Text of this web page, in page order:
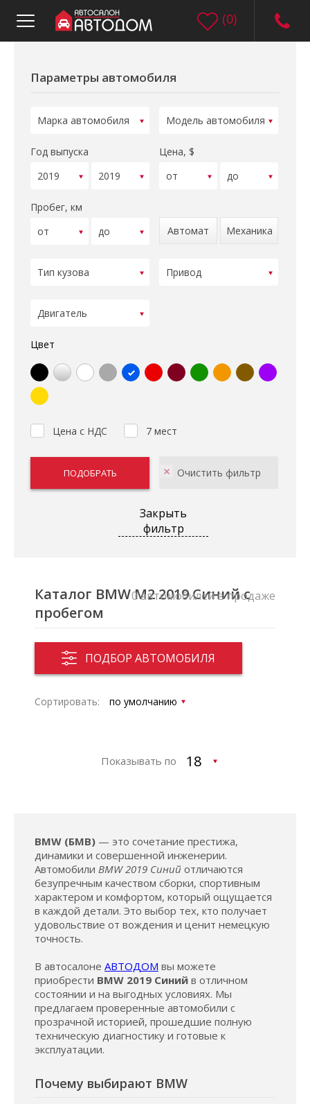
(0)
Параметры автомобиля
Год выпуска Цена, $
Пробег, км
Автомат
Механика
Цвет
Цена с НДС 7 мест
Закрыть
фильтр
Каталог BMW M2 2019 Синий с
пробегом
ПОДБОР АВТОМОБИЛЯ
0 автомобилей в продаже
Сортировать:
Показывать по
BMW (БМВ) — это сочетание престижа,
динамики и совершенной инженерии.
Автомобили BMW 2019 Синий отличаются
безупречным качеством сборки, спортивным
характером и комфортом, который ощущается
в каждой детали. Это выбор тех, кто получает
удовольствие от вождения и ценит немецкую
точность.
В автосалоне АВТОДОМ вы можете
приобрести BMW 2019 Синий в отличном
состоянии и на выгодных условиях. Мы
предлагаем проверенные автомобили с
прозрачной историей, прошедшие полную
техническую диагностику и готовые к
эксплуатации.
Почему выбирают BMW